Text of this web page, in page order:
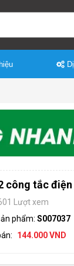
công tắc
Lượt xem
phẩm: S007037
144.000 VND